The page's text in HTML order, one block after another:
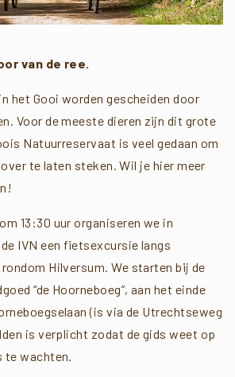
van de ree.
het Gooi worden gescheiden door
Voor de meeste dieren zijn dit grote
Natuurreservaat is veel gedaan om
te laten steken. Wil je hier meer
13:30 uur organiseren we in
IVN een fietsexcursie langs
Hilversum. We starten bij de
“de Hoorneboeg”, aan het einde
(is via de Utrechtseweg
is verplicht zodat de gids weet op
te wachten.